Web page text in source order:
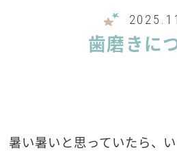
歯磨きに
暑い暑いと思っていたら、